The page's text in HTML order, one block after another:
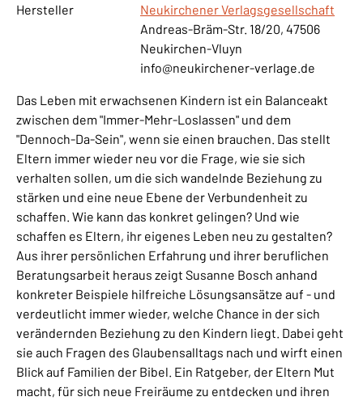
Hersteller
Neukirchener Verlagsgesellschaft
Andreas-Bräm-Str. 18/20, 47506
Neukirchen-Vluyn
info@neukirchener-verlage.de
Das Leben mit erwachsenen Kindern ist ein Balanceakt
zwischen dem "Immer-Mehr-Loslassen" und dem
"Dennoch-Da-Sein", wenn sie einen brauchen. Das stellt
Eltern immer wieder neu vor die Frage, wie sie sich
verhalten sollen, um die sich wandelnde Beziehung zu
stärken und eine neue Ebene der Verbundenheit zu
schaffen. Wie kann das konkret gelingen? Und wie
schaffen es Eltern, ihr eigenes Leben neu zu gestalten?
Aus ihrer persönlichen Erfahrung und ihrer beruflichen
Beratungsarbeit heraus zeigt Susanne Bosch anhand
konkreter Beispiele hilfreiche Lösungsansätze auf - und
verdeutlicht immer wieder, welche Chance in der sich
verändernden Beziehung zu den Kindern liegt. Dabei geht
sie auch Fragen des Glaubensalltags nach und wirft einen
Blick auf Familien der Bibel. Ein Ratgeber, der Eltern Mut
macht, für sich neue Freiräume zu entdecken und ihren